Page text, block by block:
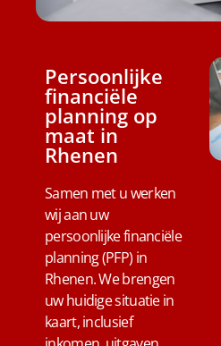
Persoonlijke
financiële
planning op
maat in
Rhenen
Samen met u werken
wij aan uw
persoonlijke financiële
planning (PFP) in
Rhenen. We brengen
uw huidige situatie in
kaart, inclusief